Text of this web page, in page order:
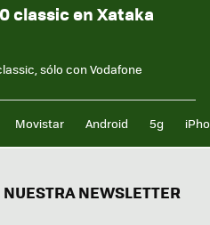
classic en Xataka
sólo con Vodafone
Movistar Android 5g
NEWSLETTER